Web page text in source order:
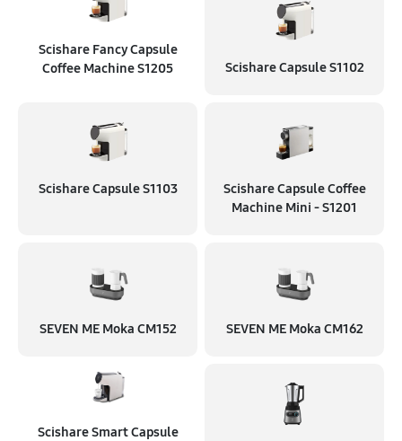
Scishare Fancy Capsule
Coffee Machine S1205
Scishare Capsule S1102
Scishare Capsule S1103
Scishare Capsule Coffee
Machine Mini - S1201
SEVEN ME Moka CM152 SEVEN ME Moka CM162
Scishare Smart Capsule